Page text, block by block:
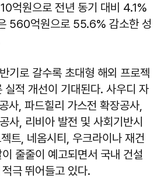
억원으로 전년 동기 대비 4.1%
560억원으로 55.6% 감소한 성
기로 갈수록 초대형 해외 프로젝
실적 개선이 기대된다. 사우디 자
사, 파드힐리 가스전 확장공사,
사, 리비아 발전 및 사회기반시
트, 네옴시티, 우크라이나 재건
줄줄이 예고되면서 국내 건설
극 뛰어들고 있다.